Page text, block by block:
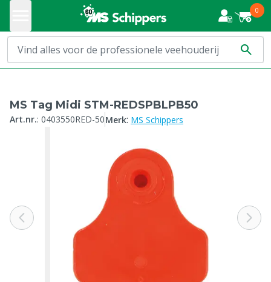
0
MS Tag Midi STM-REDSPBLPB50
Art.nr.: 0403550RED-50Merk: MS Schippers